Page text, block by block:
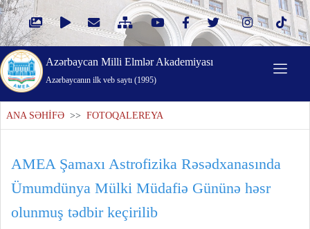
Azərbaycan Milli Elmlər Akademiyası
Azərbaycanın ilk veb saytı (1995)
ANA SƏHİFƏ >> FOTOQALEREYA
AMEA Şamaxı Astrofizika Rəsədxanasında
Ümumdünya Mülki Müdafiə Gününə həsr
olunmuş tədbir keçirilib